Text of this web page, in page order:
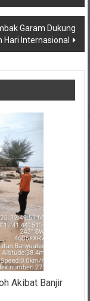
Garam Dukung
Internasional
Akibat Banjir